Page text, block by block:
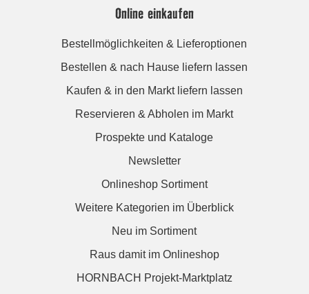
Online einkaufen
Bestellmöglichkeiten & Lieferoptionen
Bestellen & nach Hause liefern lassen
Kaufen & in den Markt liefern lassen
Reservieren & Abholen im Markt
Prospekte und Kataloge
Newsletter
Onlineshop Sortiment
Weitere Kategorien im Überblick
Neu im Sortiment
Raus damit im Onlineshop
HORNBACH Projekt-Marktplatz